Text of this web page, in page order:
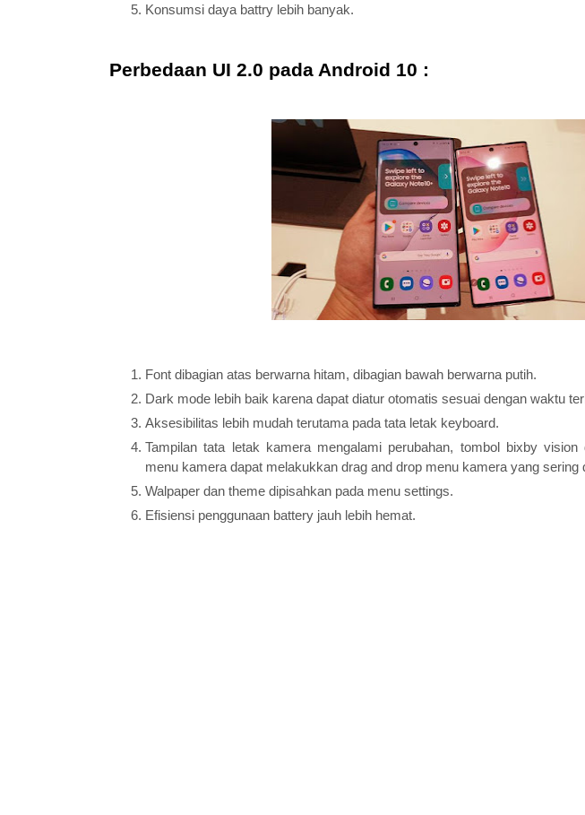
Konsumsi daya battry lebih banyak.
Perbedaan UI 2.0 pada Android 10 :
Font dibagian atas berwarna hitam, dibagian bawah berwarna putih.
Dark mode lebih baik karena dapat diatur otomatis sesuai dengan waktu
Aksesibilitas lebih mudah terutama pada tata letak keyboard.
Tampilan tata letak kamera mengalami perubahan, tombol bixby
menu kamera dapat melakukkan drag and drop menu kamera yang sering
Walpaper dan theme dipisahkan pada menu settings.
Efisiensi penggunaan battery jauh lebih hemat.